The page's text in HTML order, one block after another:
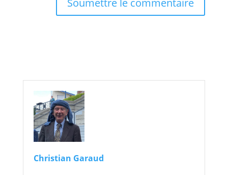
Soumettre le commentaire
Christian Garaud